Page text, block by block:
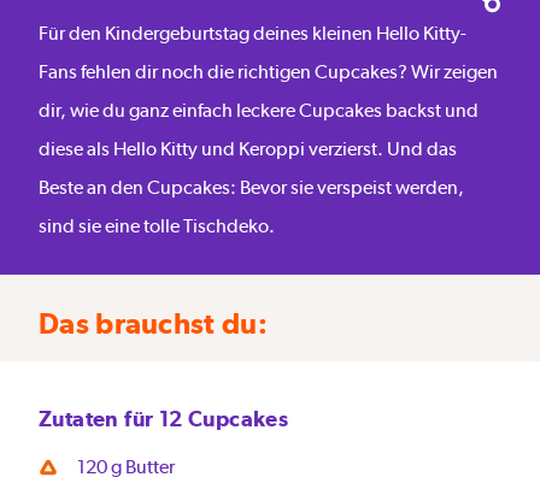
Für den Kindergeburtstag deines kleinen Hello Kitty-
Fans fehlen dir noch die richtigen Cupcakes? Wir zeigen
dir, wie du ganz einfach leckere Cupcakes backst und
diese als Hello Kitty und Keroppi verzierst. Und das
Beste an den Cupcakes: Bevor sie verspeist werden,
sind sie eine tolle Tischdeko.
Das brauchst du:
Zutaten für 12 Cupcakes
120 g Butter